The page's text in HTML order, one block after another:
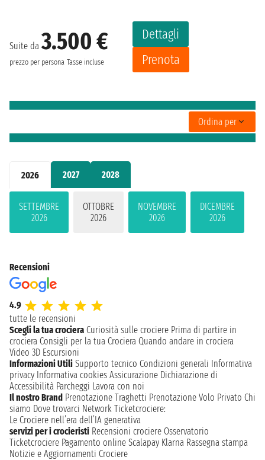
2026 2027 2028
SETTEMBRE
2026
OTTOBRE
2026
NOVEMBRE
2026
DICEMBRE
2026
Suite da3.500 €
prezzo per persona Tasse incluse
Dettagli
Prenota
Ordina per
Recensioni
4.9
tutte le recensioni
Scegli la tua crociera Curiosità sulle crociere Prima di partire in
crociera Consigli per la tua Crociera Quando andare in crociera
Video 3D Escursioni
Informazioni Utili Supporto tecnico Condizioni generali Informativa
privacy Informativa cookies Assicurazione Dichiarazione di
Accessibilità Parcheggi Lavora con noi
Il nostro Brand Prenotazione Traghetti Prenotazione Volo Privato Chi
siamo Dove trovarci Network Ticketcrociere:
Le Crociere nell’era dell’IA generativa
servizi per i crocieristi Recensioni crociere Osservatorio
Ticketcrociere Pagamento online Scalapay Klarna Rassegna stampa
Notizie e Aggiornamenti Crociere